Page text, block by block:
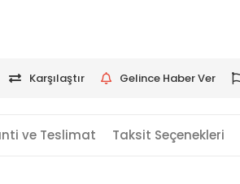
Karşılaştır Gelince Haber Ver
ve Teslimat Taksit Seçenekleri